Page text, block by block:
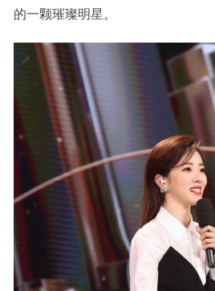
的一颗璀璨明星。